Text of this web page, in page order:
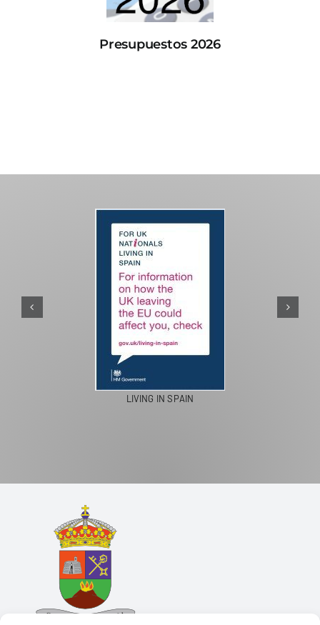
Presupuestos 2026
LIVING IN SPAIN